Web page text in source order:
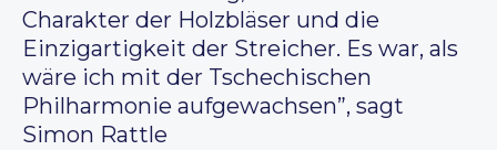
Charakter der Holzbläser und die
Einzigartigkeit der Streicher. Es war, als
wäre ich mit der Tschechischen
Philharmonie aufgewachsen”, sagt
Simon Rattle